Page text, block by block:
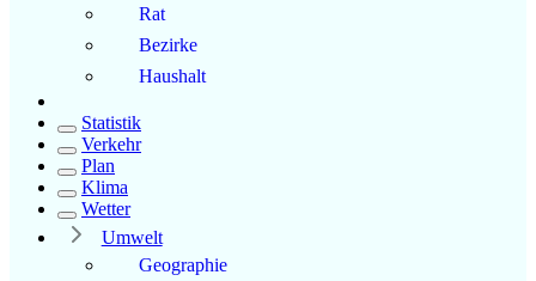
Rat
Bezirke
Haushalt
Statistik
Verkehr
Plan
Klima
Wetter
Umwelt
Geographie